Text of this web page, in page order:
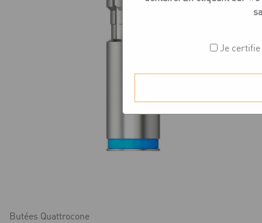
Butées Quattrocone
Je certifie